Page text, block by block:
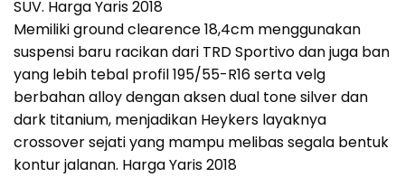
SUV. Harga Yaris 2018
Memiliki ground clearence 18,4cm menggunakan
suspensi baru racikan dari TRD Sportivo dan juga ban
yang lebih tebal profil 195/55-R16 serta velg
berbahan alloy dengan aksen dual tone silver dan
dark titanium, menjadikan Heykers layaknya
crossover sejati yang mampu melibas segala bentuk
kontur jalanan. Harga Yaris 2018